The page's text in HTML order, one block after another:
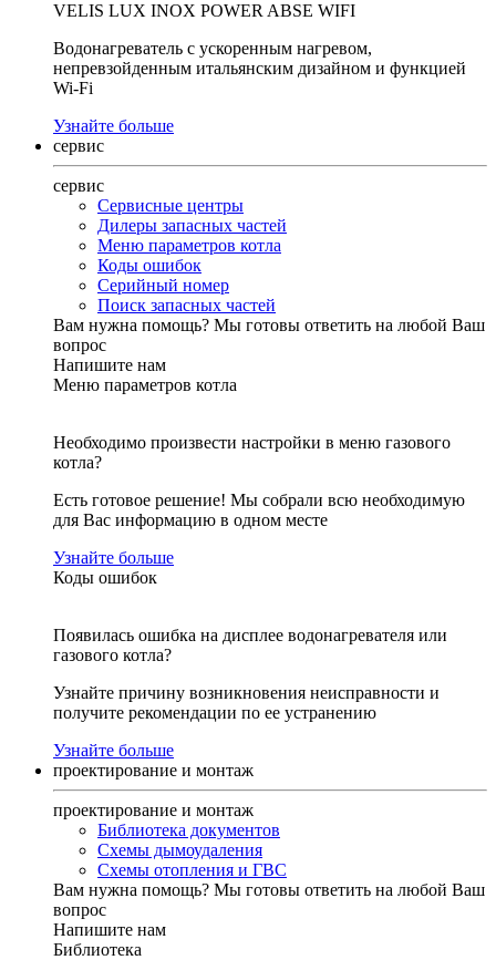
VELIS LUX INOX POWER ABSE WIFI
Водонагреватель с ускоренным нагревом,
непревзойденным итальянским дизайном и функцией
Wi-Fi
Узнайте больше
сервис
сервис
Сервисные центры
Дилеры запасных частей
Меню параметров котла
Коды ошибок
Серийный номер
Поиск запасных частей
Вам нужна помощь? Мы готовы ответить на любой Ваш
вопрос
Напишите нам
Меню параметров котла
Необходимо произвести настройки в меню газового
котла?
Есть готовое решение! Мы собрали всю необходимую
для Вас информацию в одном месте
Узнайте больше
Коды ошибок
Появилась ошибка на дисплее водонагревателя или
газового котла?
Узнайте причину возникновения неисправности и
получите рекомендации по ее устранению
Узнайте больше
проектирование и монтаж
проектирование и монтаж
Библиотека документов
Схемы дымоудаления
Схемы отопления и ГВС
Вам нужна помощь? Мы готовы ответить на любой Ваш
вопрос
Напишите нам
Библиотека